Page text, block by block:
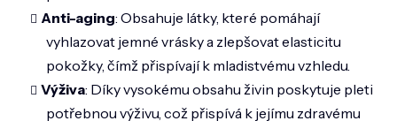
Anti-aging: Obsahuje látky, které pomáhají
vyhlazovat jemné vrásky a zlepšovat elasticitu
pokožky, čímž přispívají k mladistvému vzhledu.
Výživa: Díky vysokému obsahu živin poskytuje pleti
potřebnou výživu, což přispívá k jejímu zdravému